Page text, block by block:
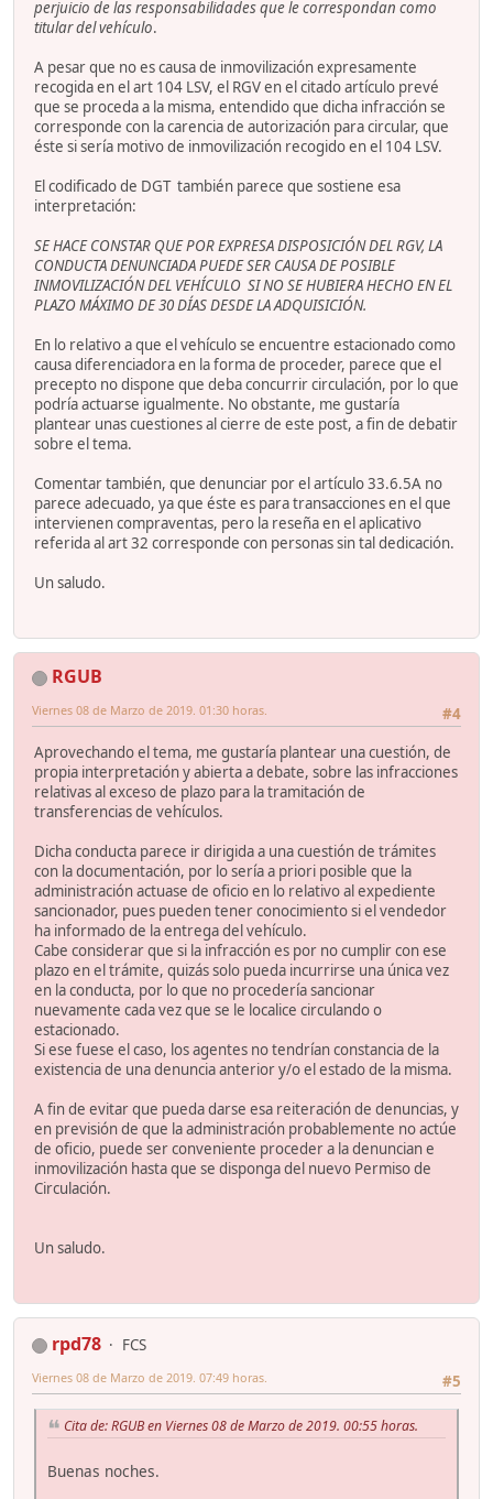
perjuicio de las responsabilidades que le correspondan como
titular del vehículo.
A pesar que no es causa de inmovilización expresamente
recogida en el art 104 LSV, el RGV en el citado artículo prevé
que se proceda a la misma, entendido que dicha infracción se
corresponde con la carencia de autorización para circular, que
éste si sería motivo de inmovilización recogido en el 104 LSV.
El codificado de DGT también parece que sostiene esa
interpretación:
SE HACE CONSTAR QUE POR EXPRESA DISPOSICIÓN DEL RGV, LA
CONDUCTA DENUNCIADA PUEDE SER CAUSA DE POSIBLE
INMOVILIZACIÓN DEL VEHÍCULO SI NO SE HUBIERA HECHO EN EL
PLAZO MÁXIMO DE 30 DÍAS DESDE LA ADQUISICIÓN.
En lo relativo a que el vehículo se encuentre estacionado como
causa diferenciadora en la forma de proceder, parece que el
precepto no dispone que deba concurrir circulación, por lo que
podría actuarse igualmente. No obstante, me gustaría
plantear unas cuestiones al cierre de este post, a fin de debatir
sobre el tema.
Comentar también, que denunciar por el artículo 33.6.5A no
parece adecuado, ya que éste es para transacciones en el que
intervienen compraventas, pero la reseña en el aplicativo
referida al art 32 corresponde con personas sin tal dedicación.
Un saludo.
RGUB
#4
Viernes 08 de Marzo de 2019. 01:30 horas.
Aprovechando el tema, me gustaría plantear una cuestión, de
propia interpretación y abierta a debate, sobre las infracciones
relativas al exceso de plazo para la tramitación de
transferencias de vehículos.
Dicha conducta parece ir dirigida a una cuestión de trámites
con la documentación, por lo sería a priori posible que la
administración actuase de oficio en lo relativo al expediente
sancionador, pues pueden tener conocimiento si el vendedor
ha informado de la entrega del vehículo.
Cabe considerar que si la infracción es por no cumplir con ese
plazo en el trámite, quizás solo pueda incurrirse una única vez
en la conducta, por lo que no procedería sancionar
nuevamente cada vez que se le localice circulando o
estacionado.
Si ese fuese el caso, los agentes no tendrían constancia de la
existencia de una denuncia anterior y/o el estado de la misma.
A fin de evitar que pueda darse esa reiteración de denuncias, y
en previsión de que la administración probablemente no actúe
de oficio, puede ser conveniente proceder a la denuncian e
inmovilización hasta que se disponga del nuevo Permiso de
Circulación.
Un saludo.
rpd78
FCS
#5
Viernes 08 de Marzo de 2019. 07:49 horas.
Cita de: RGUB en Viernes 08 de Marzo de 2019. 00:55 horas.
Buenas noches.